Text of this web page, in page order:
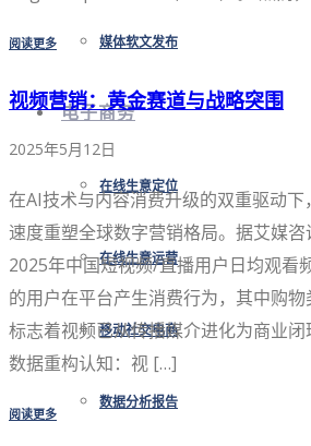
媒体软文发布
电子商务
在线生意定位
在线生意运营
移动社交电商
数据分析报告
阅读更多
视频营销：黄金赛道与战略突围
2025年5月12日
在AI技术与内容消费升级的双重驱动
速度重塑全球数字营销格局。据艾媒咨
2025年中国短视频/直播用户日均观看
的用户在平台产生消费行为，其中购物
标志着视频已从传播媒介进化为商业闭
数据重构认知：视 […]
阅读更多